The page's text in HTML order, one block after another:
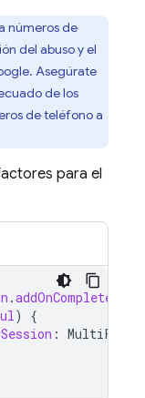
números de
del abuso y el
Asegúrate
de los
de teléfono a
para el
.
)
{
: